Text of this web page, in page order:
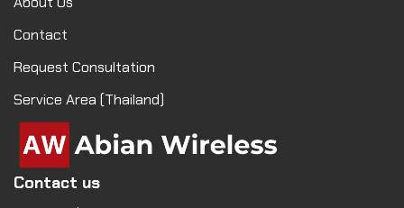
Contact
Request Consultation
Service Area (Thailand)
Contact us